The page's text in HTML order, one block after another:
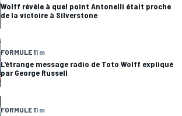
Wolff révèle à quel point Antonelli était proche
de la victoire à Silverstone
FORMULE 11 m
L'étrange message radio de Toto Wolff expliqué
par George Russell
FORMULE 11 m